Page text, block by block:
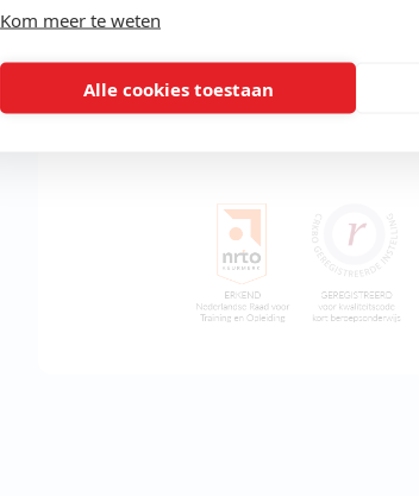
Kom meer te weten
Alle cookies toestaan